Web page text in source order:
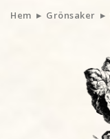
Hem Grönsaker